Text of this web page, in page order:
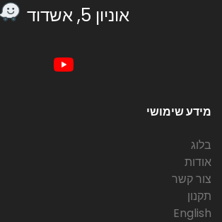
אוניון 5, אשדוד
מידע שימושי
בלוג
אודות
צור קשר
תקנון
English